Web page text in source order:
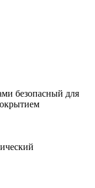
безопасный для